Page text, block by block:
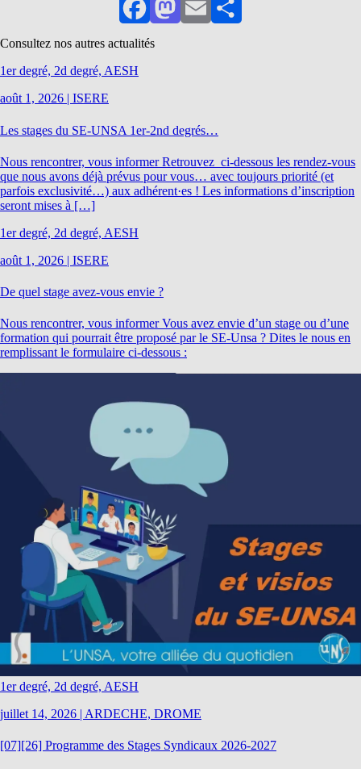
FacebookMastodon
EmailPartager
Consultez nos autres actualités
1er degré, 2d degré, AESH
août 1, 2026 | ISERE
Les stages du SE-UNSA 1er-2nd degrés…
Nous rencontrer, vous informer Retrouvez ci-dessous les rendez-vous
que nous avons déjà prévus pour vous… avec toujours priorité (et
parfois exclusivité…) aux adhérent·es ! Les informations d’inscription
seront mises à […]
1er degré, 2d degré, AESH
août 1, 2026 | ISERE
De quel stage avez-vous envie ?
Nous rencontrer, vous informer Vous avez envie d’un stage ou d’une
formation qui pourrait être proposé par le SE-Unsa ? Dites le nous en
remplissant le formulaire ci-dessous :
1er degré, 2d degré, AESH
juillet 14, 2026 | ARDECHE, DROME
[07][26] Programme des Stages Syndicaux 2026-2027